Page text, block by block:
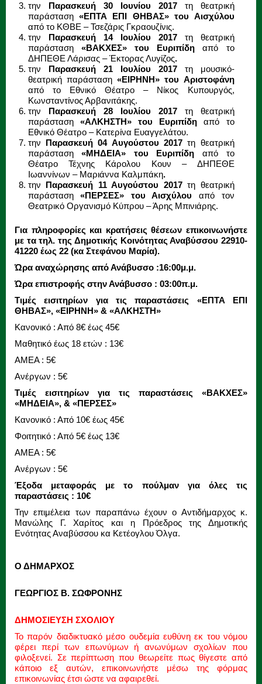
την Παρασκευή 30 Ιουνίου 2017τη θεατρική
παράσταση «ΕΠΤΑ ΕΠΙ ΘΗΒΑΣ» του Αισχύλου
από το ΚΘΒΕ – Τσεζάρις Γκραουζίνις.
την Παρασκευή 14 Ιουλίου 2017 τη θεατρική
παράσταση«ΒΑΚΧΕΣ» του Ευριπίδηαπό το
ΔΗΠΕΘΕ Λάρισας – Έκτορας Λυγίζος.
την Παρασκευή 21 Ιουλίου 2017 τη μουσικό-
θεατρική παράσταση«ΕΙΡΗΝΗ» του Αριστοφάνη
από το Εθνικό Θέατρο – Νίκος Κυπουργός,
Κωνσταντίνος Αρβανιτάκης.
την Παρασκευή 28 Ιουλίου 2017τη θεατρική
παράσταση «ΑΛΚΗΣΤΗ» του Ευριπίδη από το
Εθνικό Θέατρο – Κατερίνα Ευαγγελάτου.
την Παρασκευή 04 Αυγούστου 2017τη θεατρική
παράσταση«ΜΗΔΕΙΑ» του Ευριπίδη από το
Θέατρο Τέχνης Κάρολου Κουν – ΔΗΠΕΘΕ
Ιωαννίνων – Μαριάννα Καλμπάκη.
την Παρασκευή 11 Αυγούστου 2017 τη θεατρική
παράσταση«ΠΕΡΣΕΣ» του Αισχύλου από τον
Θεατρικό Οργανισμό Κύπρου – Άρης Μπινιάρης.
Για πληροφορίες και κρατήσεις θέσεων επικοινωνήστε
με τα τηλ. της Δημοτικής Κοινότητας Αναβύσσου 22910-
41220 έως 22 (κα Στεφάνου Μαρία).
Ώρα αναχώρησης από Ανάβυσσο :16:00μ.μ.
Ώρα επιστροφής στην Ανάβυσσο : 03:00π.μ.
Τιμές εισιτηρίων για τις παραστάσεις «ΕΠΤΑ ΕΠΙ
ΘΗΒΑΣ», «ΕΙΡΗΝΗ» & «ΑΛΚΗΣΤΗ»
Κανονικό : Από 8€ έως 45€
Μαθητικό έως 18 ετών : 13€
ΑΜΕΑ : 5€
Ανέργων : 5€
Τιμές εισιτηρίων για τις παραστάσεις «ΒΑΚΧΕΣ»
«ΜΗΔΕΙΑ», & «ΠΕΡΣΕΣ»
Κανονικό : Από 10€ έως 45€
Φοιτητικό : Από 5€ έως 13€
ΑΜΕΑ : 5€
Ανέργων : 5€
Έξοδα μεταφοράς με το πούλμαν για όλες τις
παραστάσεις : 10€
Την επιμέλεια των παραπάνω έχουν ο Αντιδήμαρχος κ.
Μανώλης Γ. Χαρίτος και η Πρόεδρος της Δημοτικής
Ενότητας Αναβύσσου κα Κετέογλου Όλγα.
Ο ΔΗΜΑΡΧΟΣ
ΓΕΩΡΓΙΟΣ Β. ΣΩΦΡΟΝΗΣ
ΔΗΜΟΣΙΕΥΣΗ ΣΧΟΛΙΟΥ
Το παρόν διαδικτυακό μέσο ουδεμία ευθύνη εκ του νόμου
φέρει περί των επωνύμων ή ανωνύμων σχολίων που
φιλοξενεί. Σε περίπτωση που θεωρείτε πως θίγεστε από
κάποιο εξ αυτών, επικοινωνήστε μέσω της φόρμας
επικοινωνίας έτσι ώστε να αφαιρεθεί.